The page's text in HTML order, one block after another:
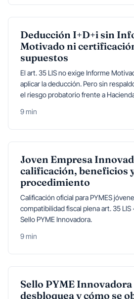
Deducción I+D+i sin
Motivado ni
supuestos
El art. 35 LIS no exige Informe
aplicar la deducción. Pero sin
el riesgo probatorio frente a
9 min
Joven Empresa
calificación, beneficios
procedimiento
Calificación oficial para PYMES
compatibilidad fiscal plena art. 35 LIS
Sello PYME Innovadora.
9 min
Sello PYME Innovadora
desbloquea y cómo se